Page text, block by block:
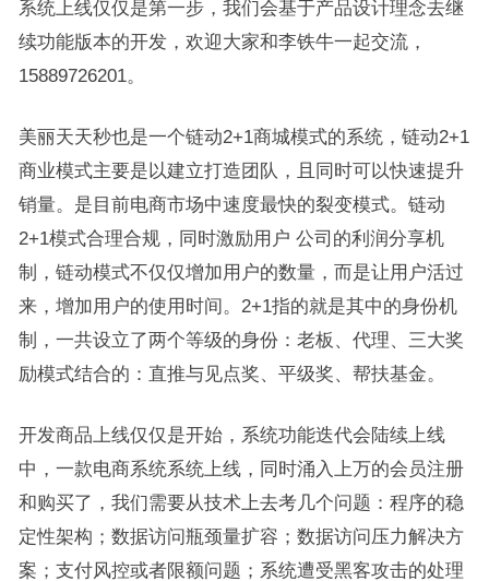
系统上线仅仅是第一步，我们会基于产品设计理念去继
续功能版本的开发，欢迎大家和李铁牛一起交流，
15889726201。
美丽天天秒也是一个链动2+1商城模式的系统，链动2+1
商业模式主要是以建立打造团队，且同时可以快速提升
销量。是目前电商市场中速度最快的裂变模式。链动
2+1模式合理合规，同时激励用户 公司的利润分享机
制，链动模式不仅仅增加用户的数量，而是让用户活过
来，增加用户的使用时间。2+1指的就是其中的身份机
制，一共设立了两个等级的身份：老板、代理、三大奖
励模式结合的：直推与见点奖、平级奖、帮扶基金。
开发商品上线仅仅是开始，系统功能迭代会陆续上线
中，一款电商系统系统上线，同时涌入上万的会员注册
和购买了，我们需要从技术上去考几个问题：程序的稳
定性架构；数据访问瓶颈量扩容；数据访问压力解决方
案；支付风控或者限额问题；系统遭受黑客攻击的处理